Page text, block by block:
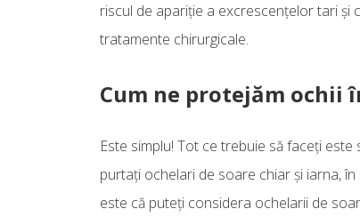
riscul de apariţie a excrescenţelor tari şi
tratamente chirurgicale.
Cum ne protejăm ochii
Este simplu! Tot ce trebuie să faceţi
purtaţi ochelari de soare chiar şi iarna,
este că puteţi considera ochelarii de